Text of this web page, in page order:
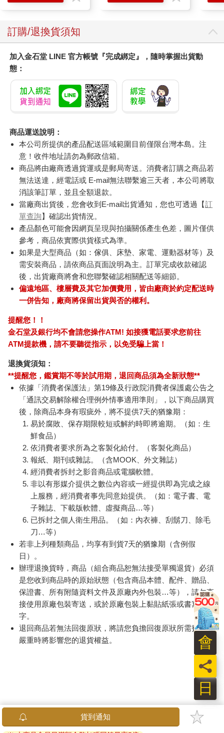
學方法
訂購/退換貨須知
加入金石堂 LINE 官方帳號『完成綁定』，隨時掌握出貨動
態：
商品運送說明：
本公司所提供的產品配送區域範圍目前僅限台灣本島。注
意！收件地址請勿為郵政信箱。
商品將由廠商透過貨運或是郵局寄送。消費者訂購之商品若
無法送達，經電話或 E-mail無法聯繫逾三天者，本公司將取
消該筆訂單，並且全額退款。
當廠商出貨後，您會收到E-mail出貨通知，您也可透過【訂
單查詢】確認出貨情況。
產品顏色可能會因網頁呈現與拍攝關係產生色差，圖片僅供
參考，商品依實際供貨樣式為準。
如果是大型商品（如：傢俱、床墊、家電、運動器材等）及
需安裝商品，請依商品頁面說明為主。訂單完成收款確認
後，出貨廠商將會和您聯繫確認相關配送等細節。
偏遠地區、樓層費及其它加價費用，皆由廠商於約定配送時
一併告知，廠商將保留出貨與否的權利。
提醒您！！
金石堂及銀行均不會請您操作ATM! 如接獲電話要求您前往
ATM提款機，請不要聽從指示，以免受騙上當！
退換貨須知：
**提醒您，鑑賞期不等於試用期，退回商品須為全新狀態**
依據「消費者保護法」第19條及行政院消費者保護處公告之
「通訊交易解除權合理例外情事適用準則」，以下商品購買
後，除商品本身有瑕疵外，將不提供7天的猶豫期：
易於腐敗、保存期限較短或解約時即將逾期。（如：生
鮮食品）
依消費者要求所為之客製化給付。（客製化商品）
報紙、期刊或雜誌。（含MOOK、外文雜誌）
經消費者拆封之影音商品或電腦軟體。
非以有形媒介提供之數位內容或一經提供即為完成之線
上服務，經消費者事先同意始提供。（如：電子書、電
子雜誌、下載版軟體、虛擬商品…等）
已拆封之個人衛生用品。（如：內衣褲、刮鬍刀、除毛
刀…等）
若非上列種類商品，均享有到貨7天的猶豫期（含例假
日）。
辦理退換貨時，商品（組合商品恕無法接受單獨退貨）必須
是您收到商品時的原始狀態（包含商品本體、配件、贈品、
保證書、所有附隨資料文件及原廠內外包裝…等），請勿直
接使用原廠包裝寄送，或於原廠包裝上黏貼紙張或書寫文
字。
退回商品若無法回復原狀，將請您負擔回復原狀所需費用，
嚴重時將影響您的退貨權益。
貨到通知
日
員
會